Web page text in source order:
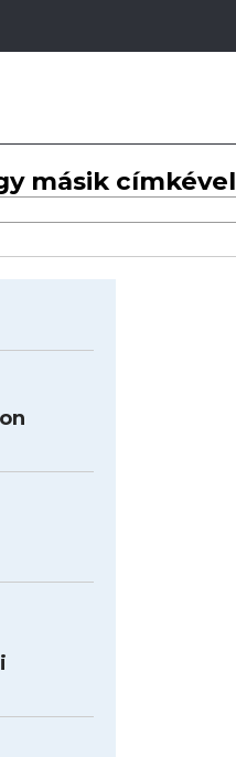
másik címkével